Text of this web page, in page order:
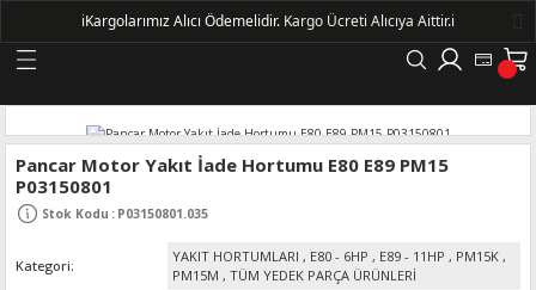
Geri Dön
Pancar Motor Yakıt İade Hortumu E80 E89 PM15
P03150801
Stok Kodu : P03150801.035
Kategori
YAKIT HORTUMLARI , E80 - 6HP , E89 - 11HP , PM15K ,
PM15M , TÜM YEDEK PARÇA ÜRÜNLERİ
ℹ️Kargolarımız Alıcı Ödemelidir. Kargo Ücreti Alıcıya Aittir.ℹ️